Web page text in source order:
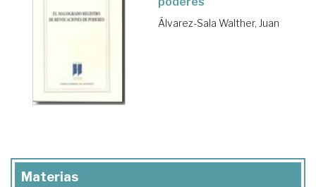
Álvarez-Sala Walther, Juan
Materias